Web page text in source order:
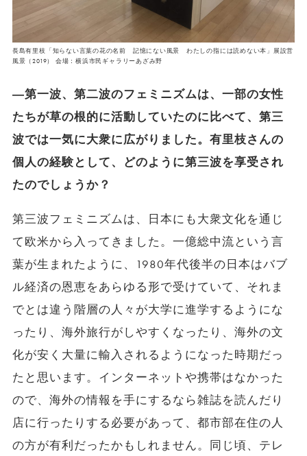
長島有里枝「知らない言葉の花の名前 記憶にない風景 わたしの指には読めない本」展設営
風景（2019） 会場：横浜市民ギャラリーあざみ野
―第一波、第二波のフェミニズムは、一部の女性
たちが草の根的に活動していたのに比べて、第三
波では一気に大衆に広がりました。有里枝さんの
個人の経験として、どのように第三波を享受され
たのでしょうか？
第三波フェミニズムは、日本にも大衆文化を通じ
て欧米から入ってきました。一億総中流という言
葉が生まれたように、1980年代後半の日本はバブ
ル経済の恩恵をあらゆる形で受けていて、それま
でとは違う階層の人々が大学に進学するようにな
ったり、海外旅行がしやすくなったり、海外の文
化が安く大量に輸入されるようになった時期だっ
たと思います。インターネットや携帯はなかった
ので、海外の情報を手にするなら雑誌を読んだり
店に行ったりする必要があって、都市部在住の人
の方が有利だったかもしれません。同じ頃、テレ